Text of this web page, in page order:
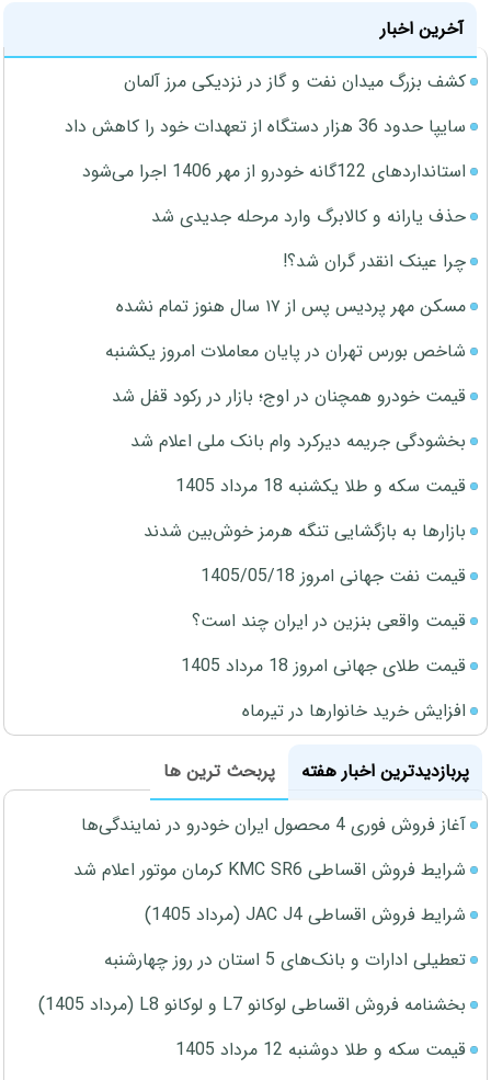
آخرین اخبار
کشف بزرگ میدان نفت و گاز در نزدیکی مرز آلمان
سایپا حدود 36 هزار دستگاه از تعهدات خود را کاهش داد
استانداردهای 122گانه خودرو از مهر 1406 اجرا می‌شود
حذف یارانه و کالابرگ وارد مرحله جدیدی شد
چرا عینک انقدر گران شد؟!
مسکن مهر پردیس پس از ۱۷ سال هنوز تمام نشده
شاخص بورس تهران در پایان معاملات امروز یکشنبه
قیمت خودرو همچنان در اوج؛ بازار در رکود قفل شد
بخشودگی جریمه دیرکرد وام بانک ملی اعلام شد
قیمت سکه و طلا یکشنبه 18 مرداد 1405
بازارها به بازگشایی تنگه هرمز خوش‌بین شدند
قیمت نفت جهانی امروز 1405/05/18
قیمت واقعی بنزین در ایران چند است؟
قیمت طلای جهانی امروز 18 مرداد 1405
افزایش خرید خانوارها در تیرماه
پربازدیدترین اخبار هفته
پربحث ترین ها
آغاز فروش فوری 4 محصول ایران خودرو در نمایندگی‌ها
شرایط فروش اقساطی KMC SR6 کرمان موتور اعلام شد
شرایط فروش اقساطی JAC J4 (مرداد 1405)
تعطیلی ادارات و بانک‌های 5 استان در روز چهارشنبه
بخشنامه فروش اقساطی لوکانو L7 و لوکانو L8 (مرداد 1405)
قیمت سکه و طلا دوشنبه 12 مرداد 1405